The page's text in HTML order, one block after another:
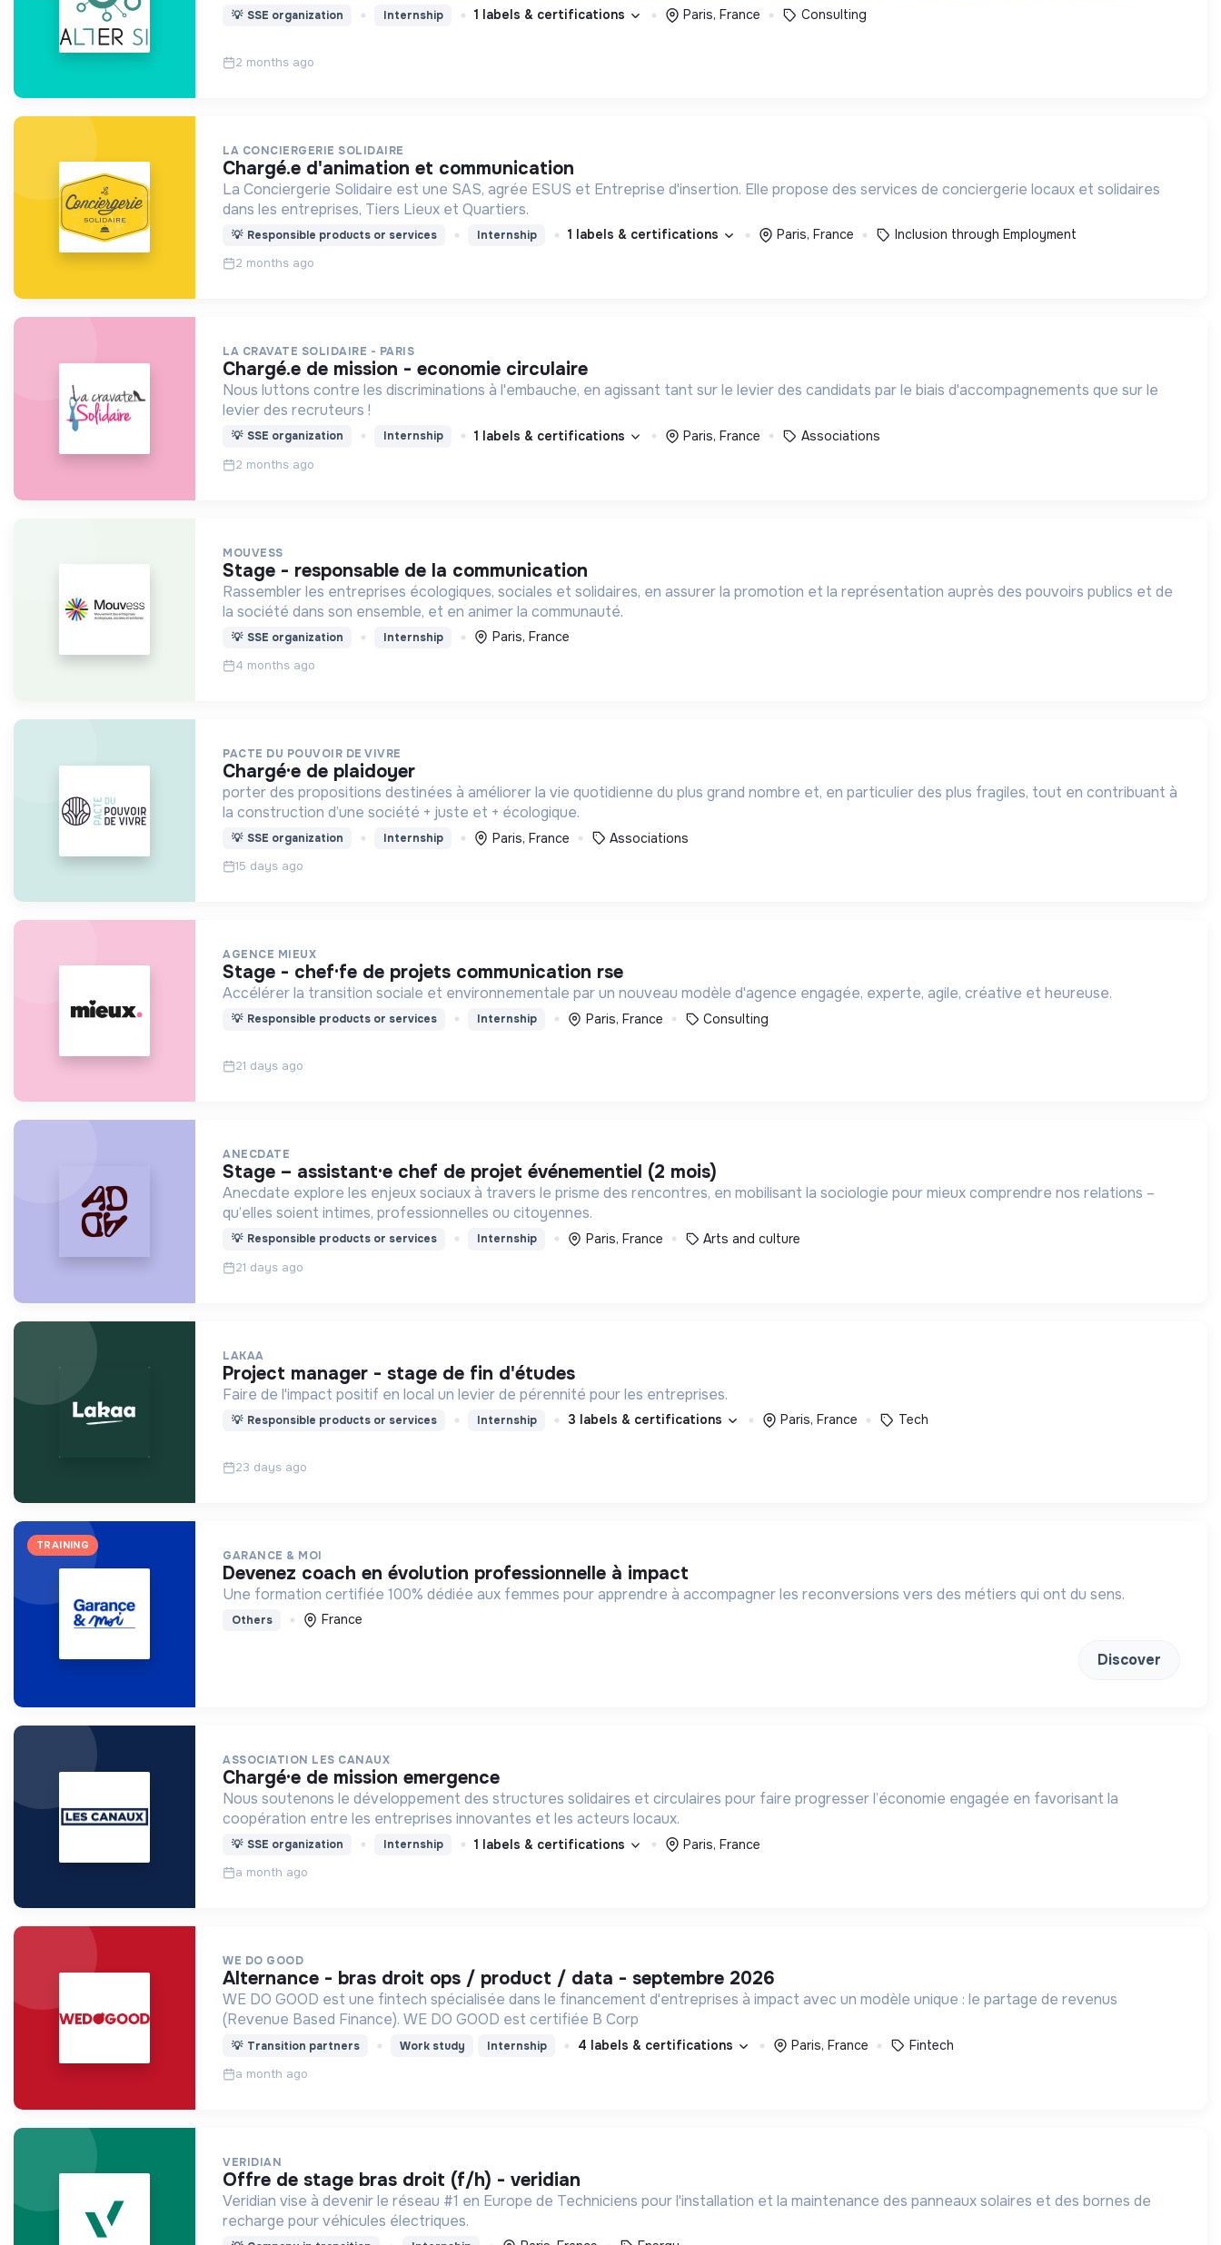
💡 SSE organization Internship 1 labels & certifications Paris, France Consulting
2 months ago
LA CONCIERGERIE SOLIDAIRE
chargé.e d'animation et communication
La Conciergerie Solidaire est une SAS, agrée ESUS et Entreprise d'insertion. Elle propose des services de conciergerie locaux et solidaires
dans les entreprises, Tiers Lieux et Quartiers.
💡 Responsible products or services Internship 1 labels & certifications Paris, France Inclusion through Employment
2 months ago
LA CRAVATE SOLIDAIRE - PARIS
chargé.e de mission - economie circulaire
Nous luttons contre les discriminations à l'embauche, en agissant tant sur le levier des candidats par le biais d'accompagnements que sur le
levier des recruteurs !
💡 SSE organization Internship 1 labels & certifications Paris, France Associations
2 months ago
MOUVESS
stage - responsable de la communication
Rassembler les entreprises écologiques, sociales et solidaires, en assurer la promotion et la représentation auprès des pouvoirs publics et de
la société dans son ensemble, et en animer la communauté.
💡 SSE organization Internship Paris, France
4 months ago
PACTE DU POUVOIR DE VIVRE
chargé·e de plaidoyer
porter des propositions destinées à améliorer la vie quotidienne du plus grand nombre et, en particulier des plus fragiles, tout en contribuant à
la construction d’une société + juste et + écologique.
💡 SSE organization Internship Paris, France Associations
15 days ago
AGENCE MIEUX
stage - chef·fe de projets communication rse
Accélérer la transition sociale et environnementale par un nouveau modèle d'agence engagée, experte, agile, créative et heureuse.
💡 Responsible products or services Internship Paris, France Consulting
21 days ago
ANECDATE
stage – assistant·e chef de projet événementiel (2 mois)
Anecdate explore les enjeux sociaux à travers le prisme des rencontres, en mobilisant la sociologie pour mieux comprendre nos relations –
qu’elles soient intimes, professionnelles ou citoyennes.
💡 Responsible products or services Internship Paris, France Arts and culture
21 days ago
LAKAA
project manager - stage de fin d'études
Faire de l'impact positif en local un levier de pérennité pour les entreprises.
💡 Responsible products or services Internship 3 labels & certifications Paris, France Tech
23 days ago
TRAINING
GARANCE & MOI
devenez coach en évolution professionnelle à impact
Une formation certifiée 100% dédiée aux femmes pour apprendre à accompagner les reconversions vers des métiers qui ont du sens.
Others France
Discover
ASSOCIATION LES CANAUX
chargé·e de mission emergence
Nous soutenons le développement des structures solidaires et circulaires pour faire progresser l’économie engagée en favorisant la
coopération entre les entreprises innovantes et les acteurs locaux.
💡 SSE organization Internship 1 labels & certifications Paris, France
a month ago
WE DO GOOD
alternance - bras droit ops / product / data - septembre 2026
WE DO GOOD est une fintech spécialisée dans le financement d'entreprises à impact avec un modèle unique : le partage de revenus
(Revenue Based Finance). WE DO GOOD est certifiée B Corp
💡 Transition partners Work study Internship 4 labels & certifications Paris, France Fintech
a month ago
VERIDIAN
offre de stage bras droit (f/h) - veridian
Veridian vise à devenir le réseau #1 en Europe de Techniciens pour l'installation et la maintenance des panneaux solaires et des bornes de
recharge pour véhicules électriques.